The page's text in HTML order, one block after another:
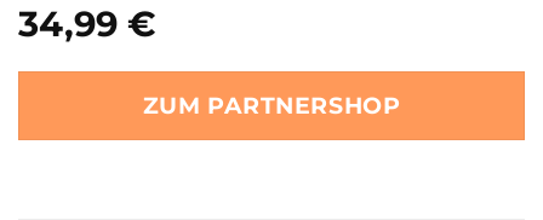
34,99 €
ZUM PARTNERSHOP